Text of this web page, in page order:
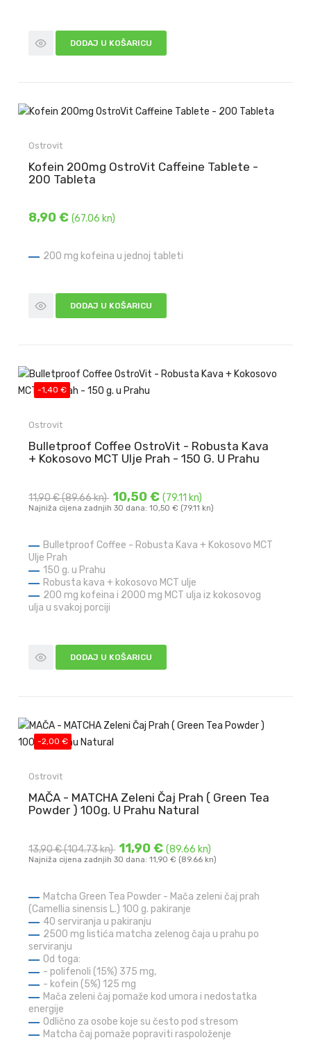
DODAJ U KOŠARICU
Ostrovit
Kofein 200mg OstroVit Caffeine Tablete -
200 Tableta
8,90 €(67.06 kn)
200 mg kofeina u jednoj tableti
DODAJ U KOŠARICU
-1,40 €
Ostrovit
Bulletproof Coffee OstroVit - Robusta Kava
+ Kokosovo MCT Ulje Prah - 150 G. U Prahu
11,90 €(89.66 kn) 10,50 €(79.11 kn)
Najniža cijena zadnjih 30 dana: 10,50 € (79.11 kn)
Bulletproof Coffee - Robusta Kava + Kokosovo MCT
Ulje Prah
150 g. u Prahu
Robusta kava + kokosovo MCT ulje
200 mg kofeina i 2000 mg MCT ulja iz kokosovog
ulja u svakoj porciji
DODAJ U KOŠARICU
-2,00 €
Ostrovit
MAČA - MATCHA Zeleni Čaj Prah ( Green Tea
Powder ) 100g. U Prahu Natural
13,90 €(104.73 kn) 11,90 €(89.66 kn)
Najniža cijena zadnjih 30 dana: 11,90 € (89.66 kn)
Matcha Green Tea Powder - Mača zeleni čaj prah
(Camellia sinensis L.) 100 g. pakiranje
40 serviranja u pakiranju
2500 mg listića matcha zelenog čaja u prahu po
serviranju
Od toga:
- polifenoli (15%) 375 mg,
- kofein (5%) 125 mg
Mača zeleni čaj pomaže kod umora i nedostatka
energije
Odlično za osobe koje su često pod stresom
Matcha čaj pomaže popraviti raspoloženje